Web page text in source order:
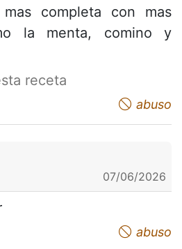
completa con mas
la menta, comino y
receta
appreciate abuso
07/06/2026
appreciate abuso